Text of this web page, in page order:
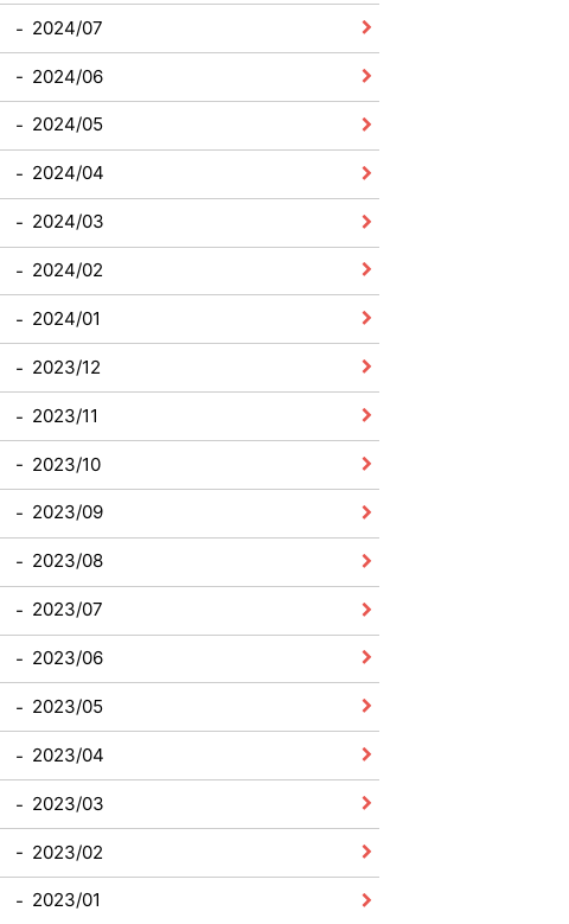
2024/07
2024/06
2024/05
2024/04
2024/03
2024/02
2024/01
2023/12
2023/11
2023/10
2023/09
2023/08
2023/07
2023/06
2023/05
2023/04
2023/03
2023/02
2023/01